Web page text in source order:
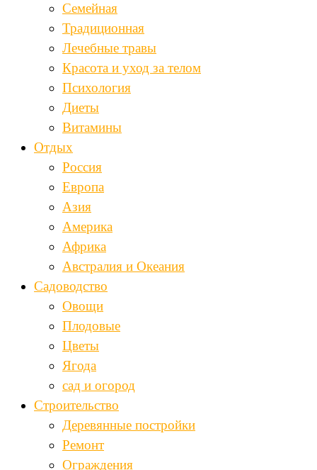
Семейная
Традиционная
Лечебные травы
Красота и уход за телом
Психология
Диеты
Витамины
Отдых
Россия
Европа
Азия
Америка
Африка
Австралия и Океания
Садоводство
Овощи
Плодовые
Цветы
Ягода
сад и огород
Строительство
Деревянные постройки
Ремонт
Ограждения